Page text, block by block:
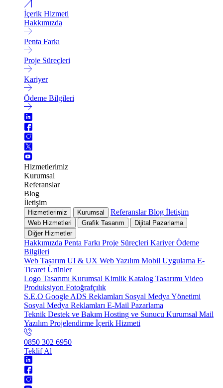
İçerik Hizmeti
Hakkımızda
Penta Farkı
Proje Süreçleri
Kariyer
Ödeme Bilgileri
Hizmetlerimiz
Kurumsal
Referanslar
Blog
İletişim
Hizmetlerimiz Kurumsal ReferanslarBlog İletişim
Web Hizmetleri Grafik Tasarım
Dijital Pazarlama
Diğer Hizmetler
Hakkımızda Penta Farkı Proje Süreçleri KariyerÖdeme
Bilgileri
Web Tasarım UI & UX Web Yazılım Mobil Uygulama E-
Ticaret Ürünler
Logo Tasarımı Kurumsal Kimlik Katalog Tasarımı Video
Produksiyon Fotoğrafçılık
S.E.O Google ADS Reklamları Sosyal Medya Yönetimi
Sosyal Medya Reklamları E-Mail Pazarlama
Teknik Destek ve Bakım Hosting ve Sunucu Kurumsal Mail
Yazılım Projelendirme İçerik Hizmeti
0850 302 6950
Teklif Al